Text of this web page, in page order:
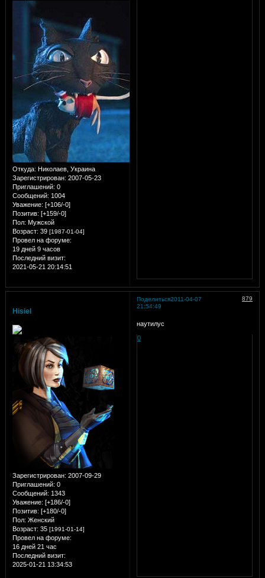
Откуда: Николаев, Украина
Зарегистрирован: 2007-05-23
Приглашений: 0
Сообщений: 1004
Уважение: [+106/-0]
Позитив: [+159/-0]
Пол: Мужской
Возраст: 39 [1987-01-04]
Провел на форуме:
19 дней 9 часов
Последний визит:
2021-05-21 20:14:51
Поделиться 879
2011-04-07
21:54:49
Hisiel
Зарегистрирован: 2007-09-29
Приглашений: 0
Сообщений: 1343
Уважение: [+186/-0]
Позитив: [+180/-0]
Пол: Женский
Возраст: 35 [1991-01-14]
Провел на форуме:
16 дней 21 час
Последний визит:
2025-01-21 13:34:53
наутилус
0